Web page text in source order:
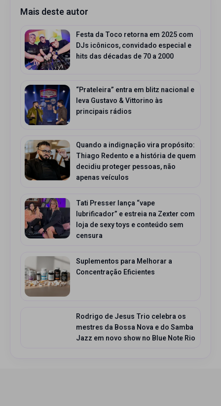
Mais deste autor
Festa da Toco retorna em 2025 com
DJs icônicos, convidado especial e
hits das décadas de 70 a 2000
“Prateleira” entra em blitz nacional e
leva Gustavo & Vittorino às
principais rádios
Quando a indignação vira propósito:
Thiago Redento e a história de quem
decidiu proteger pessoas, não
apenas veículos
Tati Presser lança “vape
lubrificador” e estreia na Zexter com
loja de sexy toys e conteúdo sem
censura
Suplementos para Melhorar a
Concentração Eficientes
Rodrigo de Jesus Trio celebra os
mestres da Bossa Nova e do Samba
Jazz em novo show no Blue Note Rio